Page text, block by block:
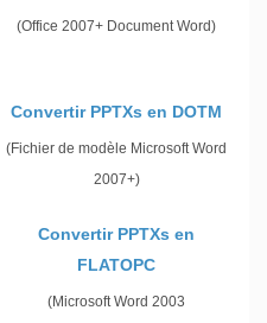
(Office 2007+ Document Word)
Convertir PPTXs en DOTM
(Fichier de modèle Microsoft Word
2007+)
Convertir PPTXs en
FLATOPC
(Microsoft Word 2003